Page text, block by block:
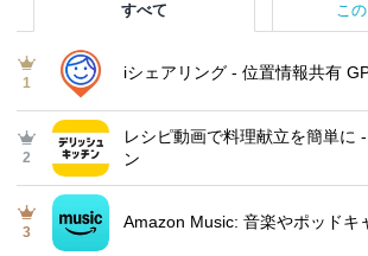
すべて こ
1
iシェアリング - 位置情報共有
2
レシピ動画で料理献立を簡単‪に
ン
3
Amazon Music: 音楽やポッドキ